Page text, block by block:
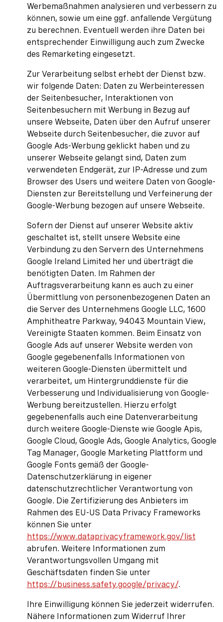
Werbemaßnahmen analysieren und verbessern zu
können, sowie um eine ggf. anfallende Vergütung
zu berechnen. Eventuell werden ihre Daten bei
entsprechender Einwilligung auch zum Zwecke
des Remarketing eingesetzt.
Zur Verarbeitung selbst erhebt der Dienst bzw.
wir folgende Daten: Daten zu Werbeinteressen
der Seitenbesucher, Interaktionen von
Seitenbesuchern mit Werbung in Bezug auf
unsere Webseite, Daten über den Aufruf unserer
Webseite durch Seitenbesucher, die zuvor auf
Google Ads-Werbung geklickt haben und zu
unserer Webseite gelangt sind, Daten zum
verwendeten Endgerät, zur IP-Adresse und zum
Browser des Users und weitere Daten von Google-
Diensten zur Bereitstellung und Verfeinerung der
Google-Werbung bezogen auf unsere Webseite.
Sofern der Dienst auf unserer Website aktiv
geschaltet ist, stellt unsere Website eine
Verbindung zu den Servern des Unternehmens
Google Ireland Limited her und überträgt die
benötigten Daten. Im Rahmen der
Auftragsverarbeitung kann es auch zu einer
Übermittlung von personenbezogenen Daten an
die Server des Unternehmens Google LLC, 1600
Amphitheatre Parkway, 94043 Mountain View,
Vereinigte Staaten kommen. Beim Einsatz von
Google Ads auf unserer Website werden von
Google gegebenenfalls Informationen von
weiteren Google-Diensten übermittelt und
verarbeitet, um Hintergrunddienste für die
Verbesserung und Individualisierung von Google-
Werbung bereitzustellen. Hierzu erfolgt
gegebenenfalls auch eine Datenverarbeitung
durch weitere Google-Dienste wie Google Apis,
Google Cloud, Google Ads, Google Analytics, Google
Tag Manager, Google Marketing Plattform und
Google Fonts gemäß der Google-
Datenschutzerklärung in eigener
datenschutzrechtlicher Verantwortung von
Google. Die Zertifizierung des Anbieters im
Rahmen des EU-US Data Privacy Frameworks
können Sie unter
https://www.dataprivacyframework.gov/list
abrufen. Weitere Informationen zum
Verantwortungsvollen Umgang mit
Geschäftsdaten finden Sie unter
https://business.safety.google/privacy/.
Ihre Einwilligung können Sie jederzeit widerrufen.
Nähere Informationen zum Widerruf Ihrer